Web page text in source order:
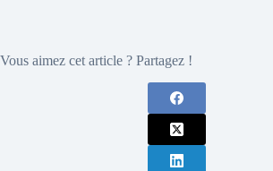
Vous aimez cet article ? Partagez !